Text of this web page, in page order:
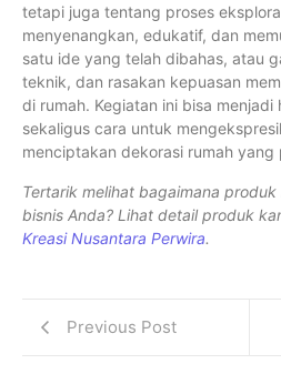
tetapi juga tentang proses
menyenangkan, edukatif, dan
satu ide yang telah dibahas, atau
teknik, dan rasakan kepuasan
di rumah. Kegiatan ini bisa
sekaligus cara untuk
menciptakan dekorasi rumah yang
Tertarik melihat bagaimana
bisnis Anda? Lihat detail produk
Kreasi Nusantara Perwira.
Previous Post